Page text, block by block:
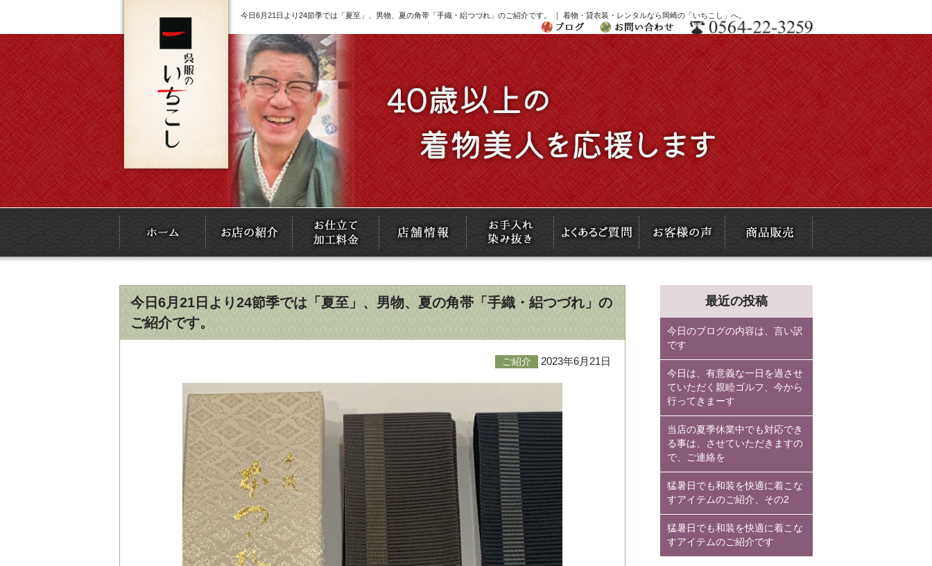
今日6月21日より24節季では「夏至」、男物、夏の角帯「手織・絽つづれ」のご紹介です。 ｜ 着物・貸衣装・レンタルなら岡崎の「いちこし」へ。
今日6月21日より24節季では「夏至」、男物、夏の角帯「手織・絽つづれ」の
ご紹介です。
ご紹介 2023年6月21日
最近の投稿
今日のブログの内容は、言い訳
です
今日は、有意義な一日を過させ
ていただく親睦ゴルフ、今から
行ってきまーす
当店の夏季休業中でも対応でき
る事は、させていただきますの
で、ご連絡を
猛暑日でも和装を快適に着こな
すアイテムのご紹介、その2
猛暑日でも和装を快適に着こな
すアイテムのご紹介です